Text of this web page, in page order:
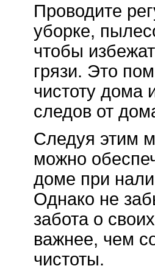
Проводите
уборке,
чтобы
грязи. Это
чистоту дома
следов от
Следуя этим
можно
доме при
Однако не
забота о
важнее, чем
чистоты.